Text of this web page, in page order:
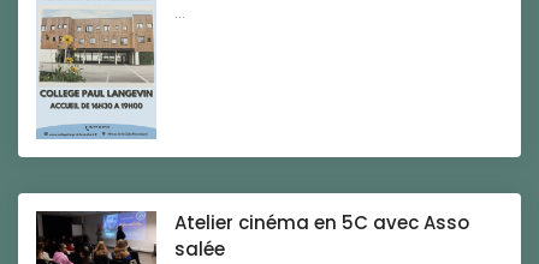
...
Atelier cinéma en 5C avec Asso
salée